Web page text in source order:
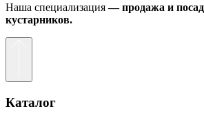
Наша специализация— продажа и
кустарников.
Каталог